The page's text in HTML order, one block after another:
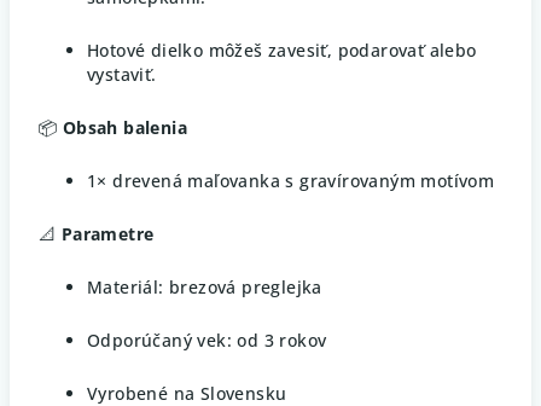
Hotové dielko môžeš zavesiť, podarovať alebo
vystaviť.
📦 Obsah balenia
1× drevená maľovanka s gravírovaným motívom
📐 Parametre
Materiál: brezová preglejka
Odporúčaný vek: od 3 rokov
Vyrobené na Slovensku